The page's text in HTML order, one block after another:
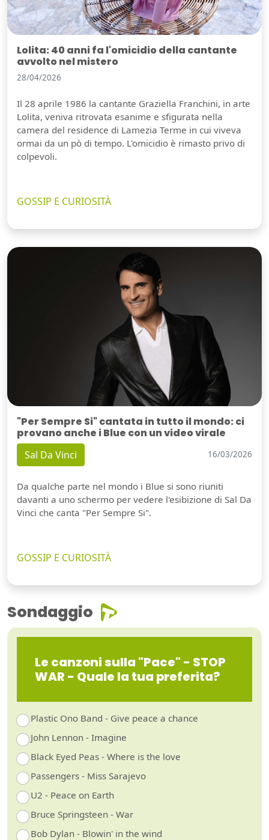
Lolita: 40 anni fa l'omicidio della cantante
avvolto nel mistero
28/04/2026
Il 28 aprile 1986 la cantante Graziella Franchini, in arte
Lolita, veniva ritrovata esanime e sfigurata nella
camera del residence di Lamezia Terme in cui viveva
ormai da un pò di tempo. L'omicidio è rimasto privo di
colpevoli.
GOSSIP E CURIOSITÀ
"Per Sempre Si" cantata in tutto il mondo: ci
provano anche i Blue con un video virale
Sal Da Vinci 16/03/2026
Da qualche parte nel mondo i Blue si sono riuniti
davanti a uno schermo per vedere l'esibizione di Sal Da
Vinci che canta "Per Sempre Si".
GOSSIP E CURIOSITÀ
Sondaggio
Le canzoni sulla "Pace" - STOP
WAR - Quale la tua preferita?
Plastic Ono Band - Give peace a chance
John Lennon - Imagine
Black Eyed Peas - Where is the love
Passengers - Miss Sarajevo
U2 - Peace on Earth
Bruce Springsteen - War
Bob Dylan - Blowin' in the wind